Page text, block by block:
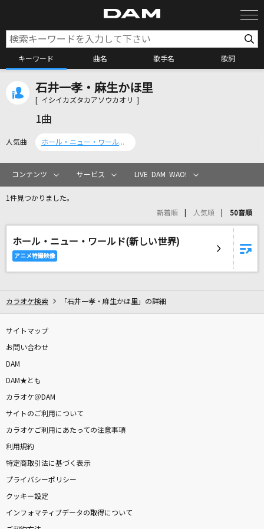
キーワード 曲名 歌手名 歌詞
カラオケ検索
カラオケリクエスト
リアルタイムで歌われている曲の一覧
サイレントマジョリティー
[生音]言って。
ヨルシカ
[生音]水平線
月に吠える
ヨルシカ
ぎゅっと
Sexy Zone
しわあわせ
Vaundy
石井一孝・麻生かほ里
[ イシイカズタカアソウカオリ ]
1曲
人気曲 ホール・ニュー・ワールド(新しい世界)
コンテンツ サービス LIVE DAM WAO!
1件見つかりました。
新着順 人気順 50音順
ホール・ニュー・ワールド(新しい世界)
カラオケ検索 「石井一孝・麻生かほ里」の詳細
サイトマップ
お問い合わせ
DAM
DAM★とも
カラオケ＠DAM
サイトのご利用について
カラオケご利用にあたっての注意事項
利用規約
特定商取引法に基づく表示
プライバシーポリシー
クッキー設定
インフォマティブデータの取得について